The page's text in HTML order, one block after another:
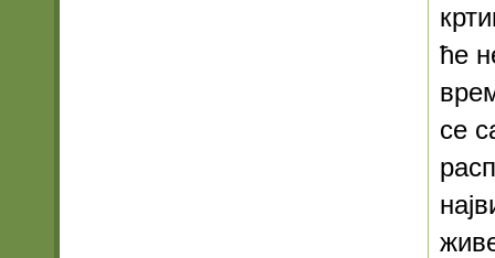
ће
се